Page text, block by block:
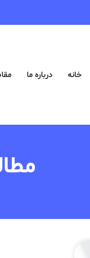
خانه درباره ما